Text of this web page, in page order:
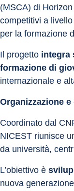
(MSCA) di
competitivi a
per la formazione
Il progetto integra
formazione di
internazionale e
Organizzazione
Coordinato dal
NICEST riunisce
da università,
L’obiettivo è
nuova